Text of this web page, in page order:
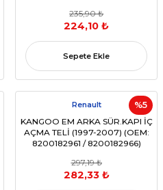
235,90 ₺
224,10 ₺
Sepete Ekle
%5
Renault
KANGOO EM ARKA SÜR.KAPI İÇ
AÇMA TELİ (1997-2007) (OEM:
8200182961 / 8200182966)
297,19 ₺
282,33 ₺